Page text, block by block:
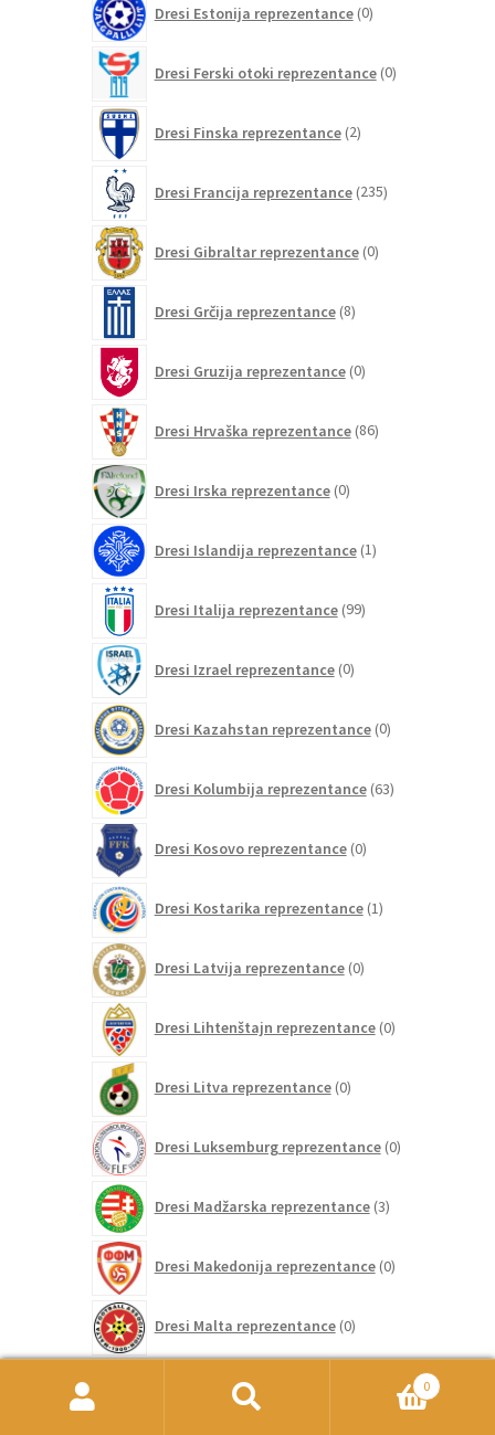
Dresi Estonija reprezentance 0izdelkov
Dresi Ferski otoki reprezentance 0izdelkov
Dresi Finska reprezentance 2izdelka
Dresi Francija reprezentance 235izdelkov
Dresi Gibraltar reprezentance 0izdelkov
Dresi Grčija reprezentance 8izdelkov
Dresi Gruzija reprezentance 0izdelkov
Dresi Hrvaška reprezentance 86izdelkov
Dresi Irska reprezentance 0izdelkov
Dresi Islandija reprezentance 1izdelek
Dresi Italija reprezentance 99izdelkov
Dresi Izrael reprezentance 0izdelkov
Dresi Kazahstan reprezentance 0izdelkov
Dresi Kolumbija reprezentance 63izdelkov
Dresi Kosovo reprezentance 0izdelkov
Dresi Kostarika reprezentance 1izdelek
Dresi Latvija reprezentance 0izdelkov
Dresi Lihtenštajn reprezentance 0izdelkov
Dresi Litva reprezentance 0izdelkov
Dresi Luksemburg reprezentance 0izdelkov
Dresi Madžarska reprezentance 3izdelki
Dresi Makedonija reprezentance 0izdelkov
Dresi Malta reprezentance 0izdelkov
Dresi Mehika reprezentance
izdelkov0